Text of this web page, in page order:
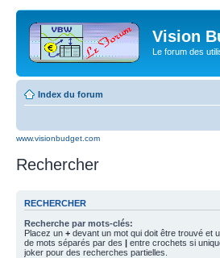
Vision
Le forum des
Index du forum
www.visionbudget.com
Rechercher
RECHERCHER
Recherche par mots-clés:
Placez un + devant un mot qui doit être trouvé et
de mots séparés par des | entre crochets si
joker pour des recherches partielles.